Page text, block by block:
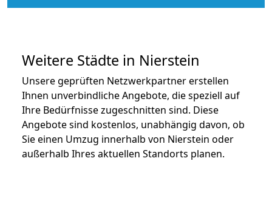
Weitere Städte in Nierstein
Unsere geprüften Netzwerkpartner erstellen
Ihnen unverbindliche Angebote, die speziell auf
Ihre Bedürfnisse zugeschnitten sind. Diese
Angebote sind kostenlos, unabhängig davon, ob
Sie einen Umzug innerhalb von Nierstein oder
außerhalb Ihres aktuellen Standorts planen.